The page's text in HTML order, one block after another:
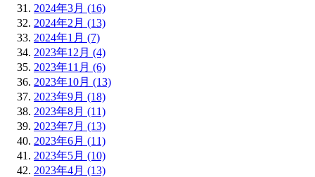
2024年3月 (16)
2024年2月 (13)
2024年1月 (7)
2023年12月 (4)
2023年11月 (6)
2023年10月 (13)
2023年9月 (18)
2023年8月 (11)
2023年7月 (13)
2023年6月 (11)
2023年5月 (10)
2023年4月 (13)